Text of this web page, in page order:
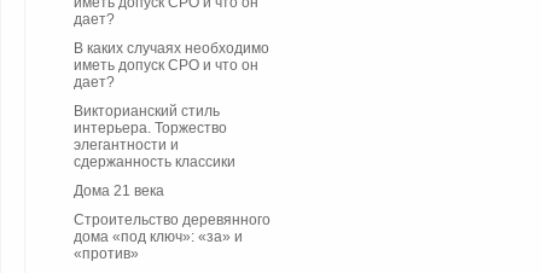
дает?
В каких случаях необходимо
иметь допуск СРО и что он
дает?
Викторианский стиль
интерьера. Торжество
элегантности и
сдержанность классики
Дома 21 века
Строительство деревянного
дома «под ключ»: «за» и
«против»